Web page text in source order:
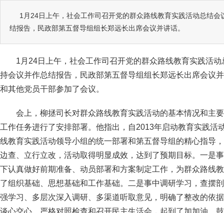
1月24日上午，社会工作司召开党的群众路线教育实践活动总结
结报告，民政部第五督导组组长郑远长出席会议并讲话。
1月24日上午，社会工作司召开党的群众路线教育实践活
持会议并作总结报告，民政部第五督导组组长郑远长出席会议
和其他党员干部参加了会议。
会上，柳拯司长对群众路线教育实践活动的基本情况和主
工作任务进行了安排部署。他指出，自2013年启动教育实践活
线教育实践活动领导小组的统一部署和第五督导组的精心指导
边查、立行立改，活动取得明显成效，达到了预期目标。一是
下认真做好前期准备、动员部署和方案制定工作，为群众路线
了组织基础、思想基础和工作基础。二是事中调研学习，查摆
强学习、多层次深入调研、多渠道听取意见，明确了整改的依
谈心交心、严格对照检查和召开民主生活会，起到了加加油、